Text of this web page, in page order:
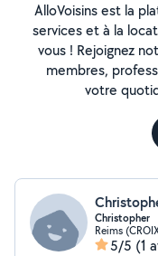
AlloVoisins est la
services et à la
vous ! Rejoignez
membres,
votre
Christopher
Reims
5/5 (1